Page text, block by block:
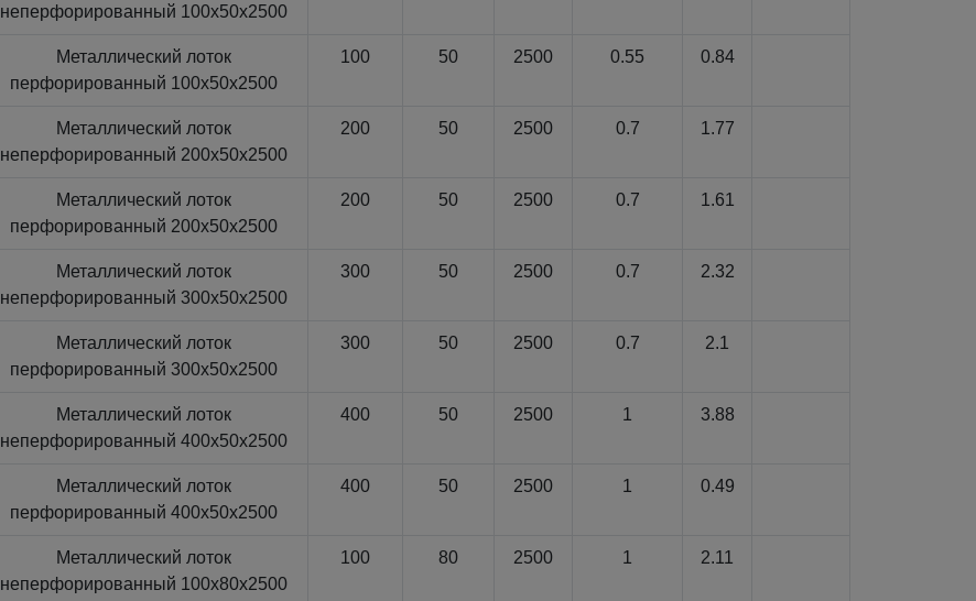
неперфорированный 100x50x2500
Металлический лоток
перфорированный 100x50x2500
100 50 2500 0.55 0.84
Металлический лоток
неперфорированный 200x50x2500
200 50 2500 0.7 1.77
Металлический лоток
перфорированный 200x50x2500
200 50 2500 0.7 1.61
Металлический лоток
неперфорированный 300x50x2500
300 50 2500 0.7 2.32
Металлический лоток
перфорированный 300x50x2500
300 50 2500 0.7 2.1
Металлический лоток
неперфорированный 400x50x2500
400 50 2500 1 3.88
Металлический лоток
перфорированный 400x50x2500
400 50 2500 1 0.49
Металлический лоток
неперфорированный 100x80x2500
100 80 2500 1 2.11